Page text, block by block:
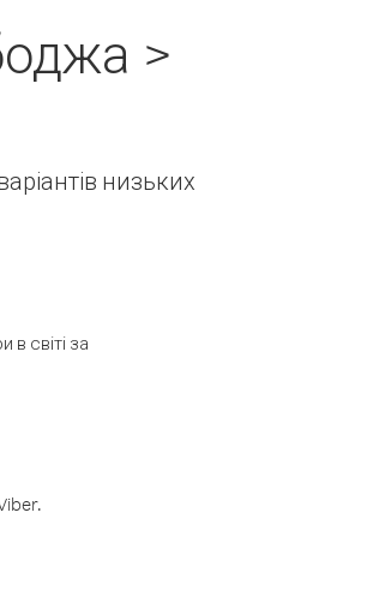
>
низьких
світі за